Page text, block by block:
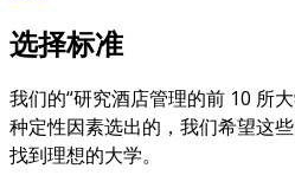
选择标准
我们的“研究酒店管理的前 10 所
种定性因素选出的，我们希望这
找到理想的大学。